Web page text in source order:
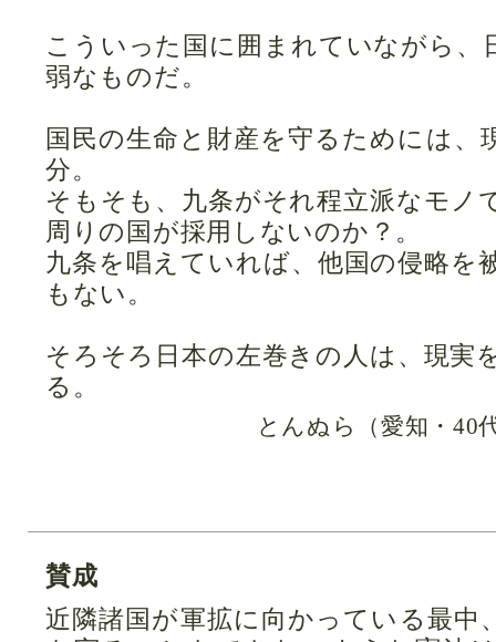
こういった国に囲まれていながら、
弱なものだ。
国民の生命と財産を守るためには、
分。
そもそも、九条がそれ程立派なモノ
周りの国が採用しないのか？。
九条を唱えていれば、他国の侵略を
もない。
そろそろ日本の左巻きの人は、現実
る。
とんぬら（愛知・40
賛成
近隣諸国が軍拡に向かっている最中